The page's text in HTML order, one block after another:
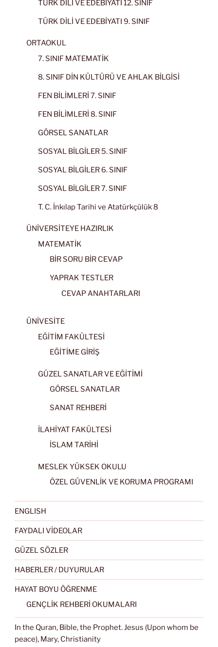
TÜRK DİLİ VE EDEBİYATI 12. SINIF
TÜRK DİLİ VE EDEBİYATI 9. SINIF
ORTAOKUL
7. SINIF MATEMATİK
8. SINIF DİN KÜLTÜRÜ VE AHLAK BİLGİSİ
FEN BİLİMLERİ 7. SINIF
FEN BİLİMLERİ 8. SINIF
GÖRSEL SANATLAR
SOSYAL BİLGİLER 5. SINIF
SOSYAL BİLGİLER 6. SINIF
SOSYAL BİLGİLER 7. SINIF
T. C. İnkılap Tarihi ve Atatürkçülük 8
ÜNİVERSİTEYE HAZIRLIK
MATEMATİK
BİR SORU BİR CEVAP
YAPRAK TESTLER
CEVAP ANAHTARLARI
ÜNİVESİTE
EĞİTİM FAKÜLTESİ
EĞİTİME GİRİŞ
GÜZEL SANATLAR VE EĞİTİMİ
GÖRSEL SANATLAR
SANAT REHBERİ
İLAHİYAT FAKÜLTESİ
İSLAM TARİHİ
MESLEK YÜKSEK OKULU
ÖZEL GÜVENLİK VE KORUMA PROGRAMI
ENGLISH
FAYDALI VİDEOLAR
GÜZEL SÖZLER
HABERLER / DUYURULAR
HAYAT BOYU ÖĞRENME
GENÇLİK REHBERİ OKUMALARI
In the Quran, Bible, the Prophet. Jesus (Upon whom be
peace), Mary, Christianity